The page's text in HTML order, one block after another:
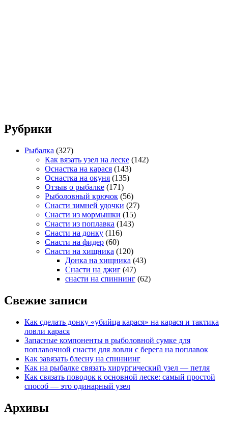
Рубрики
Рыбалка (327)
Как вязать узел на леске (142)
Оснастка на карася (143)
Оснастка на окуня (135)
Отзыв о рыбалке (171)
Рыболовный крючок (56)
Снасти зимней удочки (27)
Снасти из мормышки (15)
Снасти из поплавка (143)
Снасти на донку (116)
Снасти на фидер (60)
Снасти на хищника (120)
Донка на хищника (43)
Снасти на джиг (47)
снасти на спиннинг (62)
Свежие записи
Как сделать донку «убийца карася» на карася и тактика
ловли карася
Запасные компоненты в рыболовной сумке для
поплавочной снасти для ловли с берега на поплавок
Как завязать блесну на спиннинг
Как на рыбалке связать хирургический узел — петля
Как связать поводок к основной леске: самый простой
способ — это одинарный узел
Архивы